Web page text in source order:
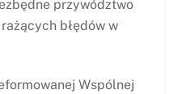
przywództwo
błędów w
Wspólnej